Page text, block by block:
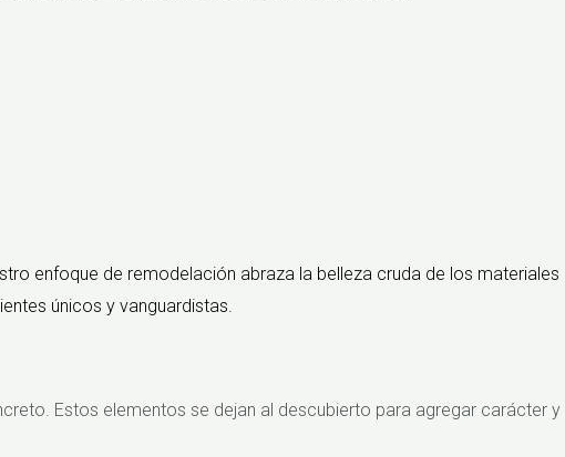
enfoque de remodelación abraza la belleza cruda de los materiales
únicos y vanguardistas.
Estos elementos se dejan al descubierto para agregar carácter y